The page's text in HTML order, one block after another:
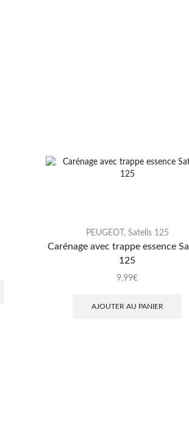
PEUGEOT , Satelis 125
Carénage avec trappe essence
125
9,99€
AJOUTER AU PANIER